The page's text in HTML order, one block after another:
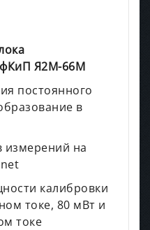
Я2М-66М
постоянного
в
измерений на
калибровки
токе, 80 мВт и
токе